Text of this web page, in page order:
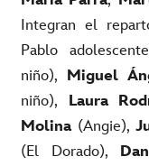
Integran el
Pablo
niño), Miguel
niño), Laura
Molina(Angie),
(El Dorado),